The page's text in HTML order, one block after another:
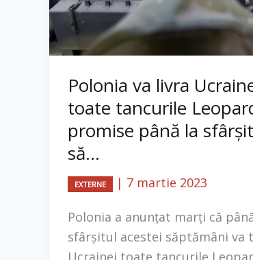
Polonia va livra
toate tancurile
promise până la
să...
EXTERNE | 7 martie 2023
Polonia a anunțat marți că
sfârșitul acestei săptămâni va
Ucrainei toate tancurile